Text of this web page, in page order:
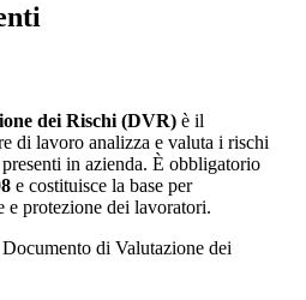
dei Rischi (DVR) è il
di lavoro analizza e valuta i rischi
in azienda. È obbligatorio
e costituisce la base per
e protezione dei lavoratori.
di Valutazione dei